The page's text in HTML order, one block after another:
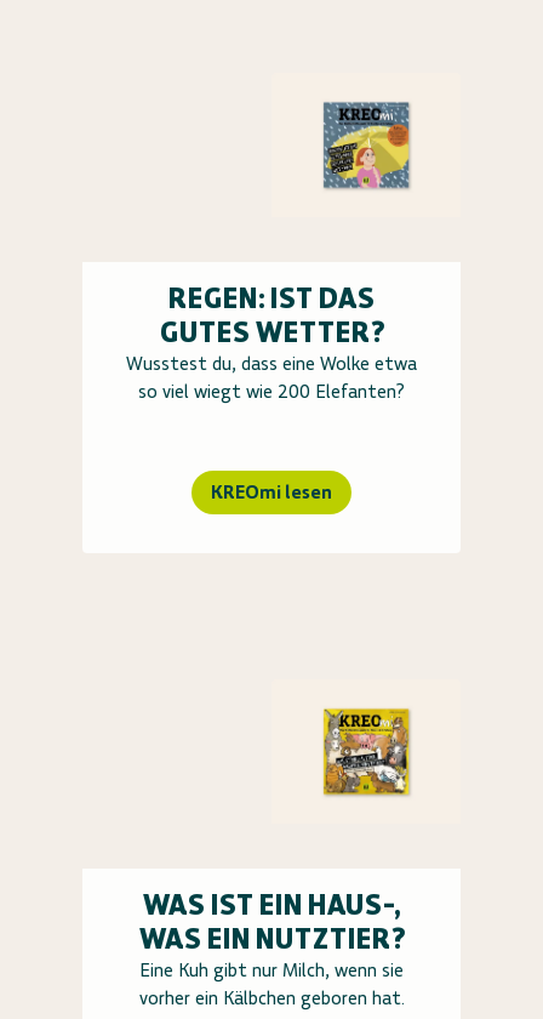
REGEN: IST DAS
GUTES WETTER?
Wusstest du, dass eine Wolke etwa
so viel wiegt wie 200 Elefanten?
KREOmi lesen
WAS IST EIN HAUS-,
WAS EIN NUTZTIER?
Eine Kuh gibt nur Milch, wenn sie
vorher ein Kälbchen geboren hat.